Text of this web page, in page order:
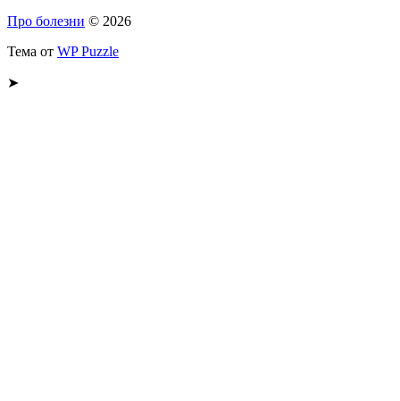
Про болезни © 2026
Тема от WP Puzzle
➤